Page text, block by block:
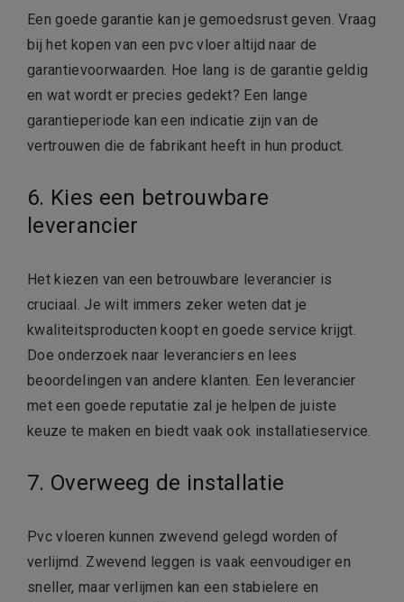
Een goede garantie kan je gemoedsrust geven. Vraag
bij het kopen van een pvc vloer altijd naar de
garantievoorwaarden. Hoe lang is de garantie geldig
en wat wordt er precies gedekt? Een lange
garantieperiode kan een indicatie zijn van de
vertrouwen die de fabrikant heeft in hun product.
6. Kies een betrouwbare
leverancier
Het kiezen van een betrouwbare leverancier is
cruciaal. Je wilt immers zeker weten dat je
kwaliteitsproducten koopt en goede service krijgt.
Doe onderzoek naar leveranciers en lees
beoordelingen van andere klanten. Een leverancier
met een goede reputatie zal je helpen de juiste
keuze te maken en biedt vaak ook installatieservice.
7. Overweeg de installatie
Pvc vloeren kunnen zwevend gelegd worden of
verlijmd. Zwevend leggen is vaak eenvoudiger en
sneller, maar verlijmen kan een stabielere en